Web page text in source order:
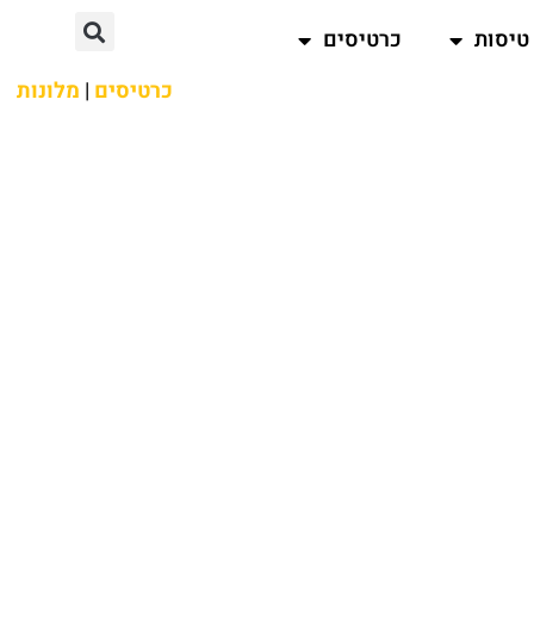
טיסות
כרטיסים
כרטיסים | מלונות